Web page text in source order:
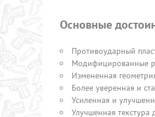
Основные
Противоударный
Модифицированные
Измененная
Более уверенная и
Усиленная и
Улучшенная текстура